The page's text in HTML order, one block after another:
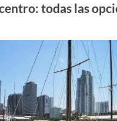
todas las